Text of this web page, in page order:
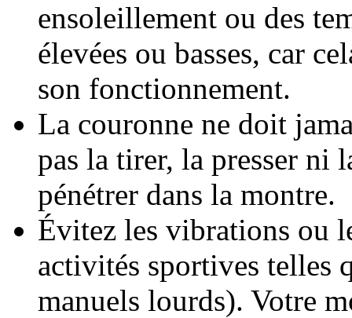
ensoleillement ou des
élevées ou basses, car
son fonctionnement.
La couronne ne doit
pas la tirer, la presser ni
pénétrer dans la montre.
Évitez les vibrations ou
activités sportives telles
manuels lourds). Votre